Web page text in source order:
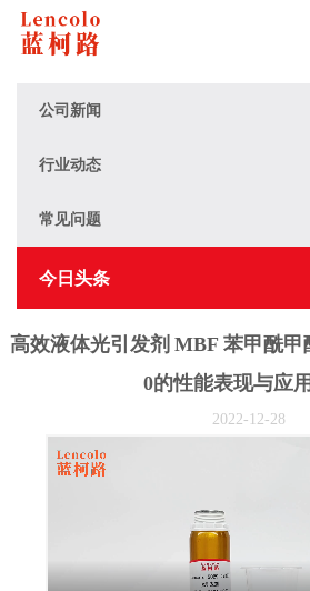
公司新闻
行业动态
常见问题
今日头条
高效液体光引发剂 MBF 苯甲酰甲
0的性能表现与应
2022-12-28